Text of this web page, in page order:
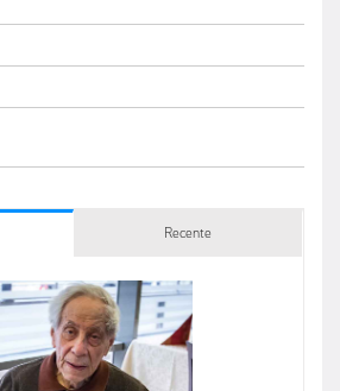
Recente